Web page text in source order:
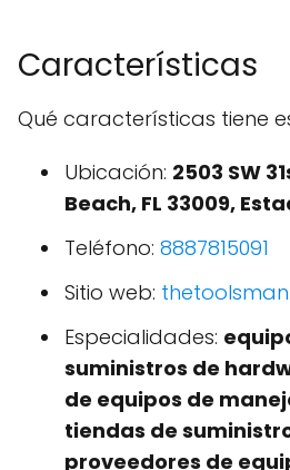
Características
Qué características tiene
Ubicación: 2503 SW
Beach, FL 33009,
Teléfono: 8887815091
Sitio web:
Especialidades:
suministros de
de equipos de
tiendas de
proveedores de